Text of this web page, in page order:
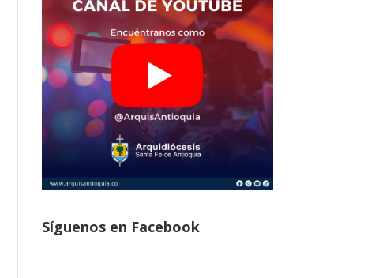
Síguenos en Facebook